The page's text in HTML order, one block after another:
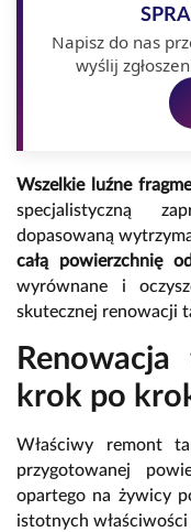
Napisz do nas
wyślij
Wszelkie luźne
specjalistyczną
dopasowaną
całą powierzchnię
wyrównane i
skutecznej renowacji
krok po
Właściwy remont
przygotowanej
opartego na żywicy
istotnych